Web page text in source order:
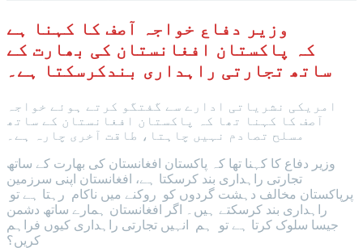
وزیر دفاع خواجہ آصف کا کہنا ہے
کہ پاکستان افغانستان کی بھارت کے
ساتھ تجارتی راہداری بندکرسکتا ہے۔
امریکی نشریاتی ادارے سے گفتگو کرتے ہوئے خواجہ
آصف کا کہنا تھا کہ پاکستان افغانستان کے ساتھ
مسلح تصادم نہیں چاہتا، طاقت آخری چارہ ہے۔
وزیر دفاع کا کہنا تھا کہ پاکستان افغانستان کی بھارت کے ساتھ
تجارتی راہداری بند کرسکتا ہے، افغانستان اپنی سرزمین
پرپاکستان مخالف دہشت گردوں کو روکنے میں ناکام رہتا ہے تو
راہداری بند کرسکتے ہیں۔ اگر افغانستان ہمارے ساتھ دشمن
جیسا سلوک کرتا ہے تو ہم انہیں تجارتی راہداری کیوں فراہم
کریں؟